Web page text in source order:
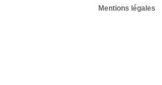
Mentions légales